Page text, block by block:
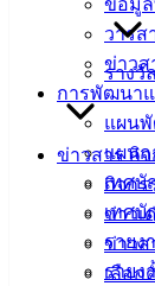
ข้อมู
วารส
ข่าวส
การพัฒนา
แผน
แผนก
เทศ
เทศบั
รายง
รายง
รางวั
ข่าวสาร กิ
กิจกร
ข่าวเ
ข่าวส
เลือก
ดาวน์โหลด
ฟอร์ม,
เอกสาร
คู่มือ
สำหรับ
ประชาชน/
คู่มือการ